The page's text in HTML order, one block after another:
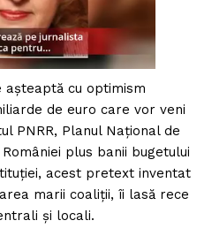
așteaptă cu optimism
de euro care vor veni
PNRR, Planul Național de
plus banii bugetului
acest pretext inventat
marii coaliții, îi lasă rece
și locali.